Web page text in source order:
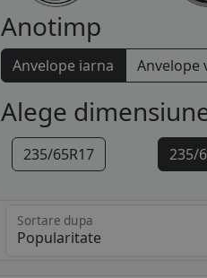
Anotimp
Anvelope iarna Anvelope
Alege
235/65R17 235/
Sortare dupa